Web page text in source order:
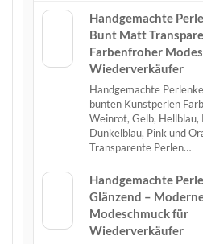
Handgemachte
Bunt Matt
Farbenfroher
Wiederverkäufer
Handgemachte
bunten Kunstperlen
Weinrot, Gelb, Hellblau,
Dunkelblau, Pink und
Transparente Perlen…
Handgemachte
Glänzend –
Modeschmuck für
Wiederverkäufer